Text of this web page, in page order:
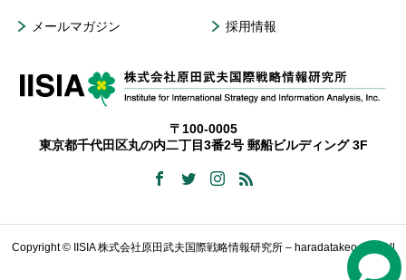
メールマガジン 採用情報
〒100-0005
東京都千代田区丸の内二丁目3番2号 郵船ビルディング 3F
Copyright © IISIA 株式会社原田武夫国際戦略情報研究所 – haradatakeo.com All